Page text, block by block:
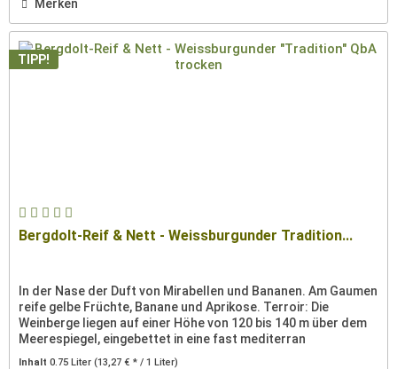
Merken
TIPP!
Bergdolt-Reif & Nett - Weissburgunder Tradition...
In der Nase der Duft von Mirabellen und Bananen. Am Gaumen
reife gelbe Früchte, Banane und Aprikose. Terroir: Die
Weinberge liegen auf einer Höhe von 120 bis 140 m über dem
Meerespiegel, eingebettet in eine fast mediterran
anmutende...
Inhalt0.75 Liter(13,27 € * / 1 Liter)